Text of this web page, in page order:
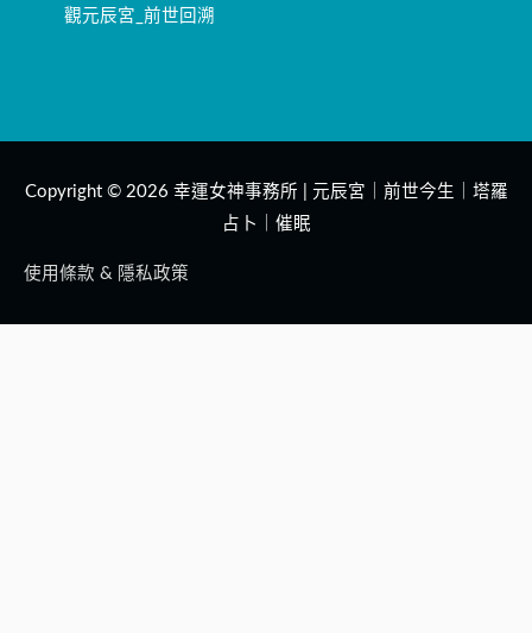
觀元辰宮_前世回溯
Copyright © 2026 幸運女神事務所 | 元辰宮｜前世今生｜塔羅
占卜｜催眠
使用條款 & 隱私政策